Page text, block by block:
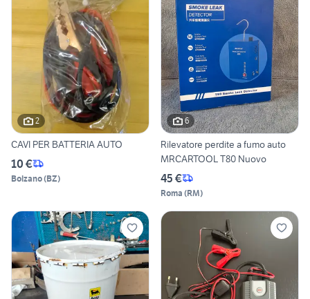
2
CAVI PER BATTERIA AUTO
10 €
Bolzano(BZ)
6
Rilevatore perdite a fumo auto
MRCARTOOL T80 Nuovo
45 €
Roma (RM)